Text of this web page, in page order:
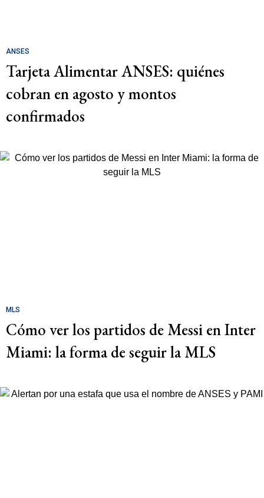
ANSES
Tarjeta Alimentar ANSES: quiénes
cobran en agosto y montos
confirmados
MLS
Cómo ver los partidos de Messi en Inter
Miami: la forma de seguir la MLS